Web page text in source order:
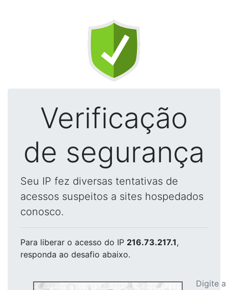
Verificação
de segurança
Seu IP fez diversas tentativas de
acessos suspeitos a sites hospedados
conosco.
Para liberar o acesso do IP 216.73.217.1,
responda ao desafio abaixo.
Digite